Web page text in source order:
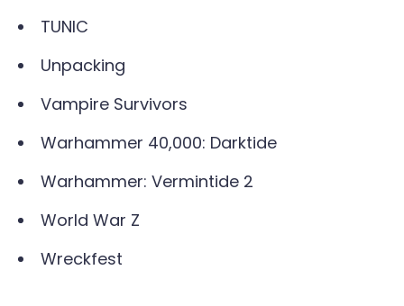
TUNIC
Unpacking
Vampire Survivors
Warhammer 40,000: Darktide
Warhammer: Vermintide 2
World War Z
Wreckfest